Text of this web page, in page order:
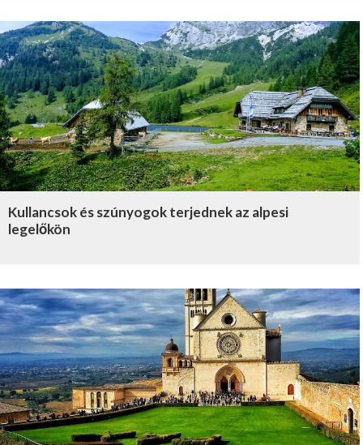
Kullancsok és szúnyogok terjednek az alpesi
legelőkön